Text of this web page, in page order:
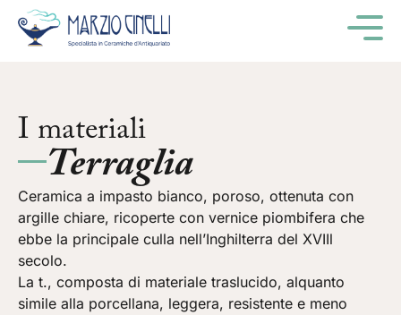
I materiali
Terraglia
Ceramica a impasto bianco, poroso, ottenuta con
argille chiare, ricoperte con vernice piombifera che
ebbe la principale culla nell’Inghilterra del XVIIl
secolo.
La t., composta di materiale traslucido, alquanto
simile alla porcellana, leggera, resistente e meno